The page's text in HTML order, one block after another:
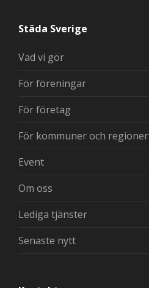
Städa Sverige
Vad vi gör
För föreningar
För företag
För kommuner och regioner
Event
Om oss
Lediga tjänster
Senaste nytt